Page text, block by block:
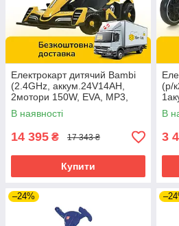
Електрокарт дитячий Bambi
(2.4GHz, аккум.24V14AH,
2мотори 150W, EVA, MP3,
світло) M 6147EBLR-6(24V)
Жовтий
В наявності
14 395 ₴ 17 343 ₴
Купити
(р/
В
3
–24%